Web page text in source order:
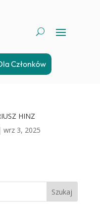
Członków
HINZ
wrz 3, 2025
Szukaj